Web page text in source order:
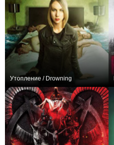
Утопление / Drowning